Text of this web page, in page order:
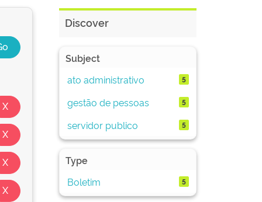
Discover
Subject
ato administrativo
5
gestão de pessoas 5
servidor publico 5
Type
Boletim
5